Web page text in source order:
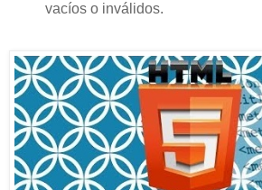
vacíos o inválidos.